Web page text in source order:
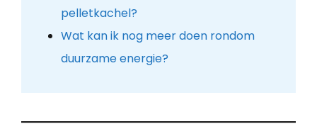
pelletkachel?
Wat kan ik nog meer doen rondom
duurzame energie?